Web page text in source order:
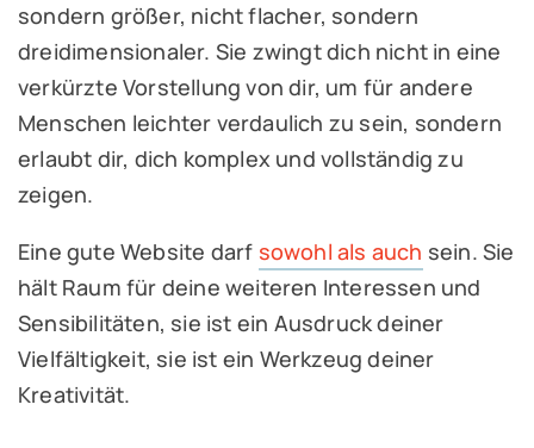
sondern größer, nicht flacher, sondern
dreidimensionaler. Sie zwingt dich nicht in eine
verkürzte Vorstellung von dir, um für andere
Menschen leichter verdaulich zu sein, sondern
erlaubt dir, dich komplex und vollständig zu
zeigen.
Eine gute Website darf sowohl als auch sein. Sie
hält Raum für deine weiteren Interessen und
Sensibilitäten, sie ist ein Ausdruck deiner
Vielfältigkeit, sie ist ein Werkzeug deiner
Kreativität.